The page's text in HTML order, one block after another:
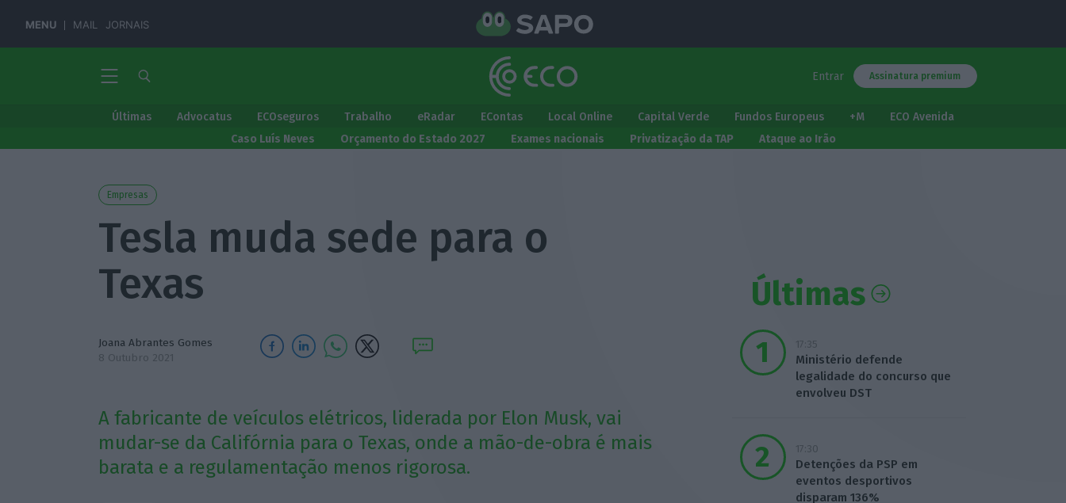
MENU MAIL JORNAIS
Entrar Assinatura premium
Últimas Advocatus ECOseguros Trabalho eRadar EContas Local Online Capital Verde Fundos Europeus +M
ECO Avenida
Caso Luís Neves
Orçamento do Estado 2027 Exames nacionais Privatização da TAP Ataque ao Irão
Empresas
Tesla muda sede para o
Texas
Joana Abrantes Gomes
8 Outubro 2021
A fabricante de veículos elétricos, liderada por Elon Musk, vai
mudar-se da Califórnia para o Texas, onde a mão-de-obra é mais
barata e a regulamentação menos rigorosa.
Últimas
17:35
Ministério defende
legalidade do concurso que
envolveu DST
17:30
Detenções da PSP em
eventos desportivos
disparam 136%